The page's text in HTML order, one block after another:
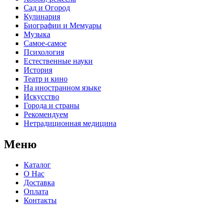
Сад и Огород
Кулинария
Биографии и Мемуары
Музыка
Самое-самое
Психология
Естественные науки
История
Театр и кино
На иностранном языке
Искусство
Города и страны
Рекомендуем
Нетрадиционная медицина
Меню
Каталог
О Нас
Доставка
Оплата
Контакты